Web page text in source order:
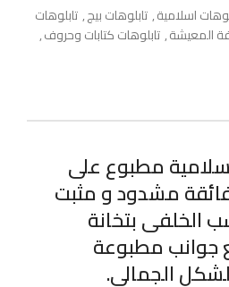
اسلامية,تابلوهات بيج,تابلوهات
المعيشة,تابلوهات كتابات وحروف,
مطبوع على
مشدود و مثبت
الخلفى بتخانة
, مع جوانب مطبوعة
الجمالى.